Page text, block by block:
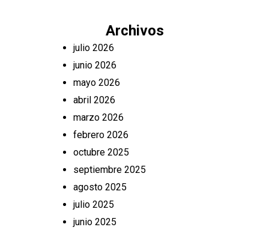
Archivos
julio 2026
junio 2026
mayo 2026
abril 2026
marzo 2026
febrero 2026
octubre 2025
septiembre 2025
agosto 2025
julio 2025
junio 2025